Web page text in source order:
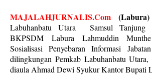
MAJALAHJURNALIS.Com
Labuhanbatu Utara Samsul Tanjung
BKPSDM Labura Lahmuddin
Sosialisasi Penyebaran Informasi
dilingkungan Pemkab Labuhanbatu
diaula Ahmad Dewi Syukur Kantor Bupati